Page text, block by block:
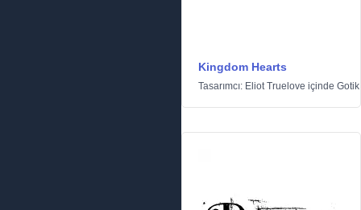
Kingdom Hearts
Tasarımcı: Eliot Truelove içinde Gotik